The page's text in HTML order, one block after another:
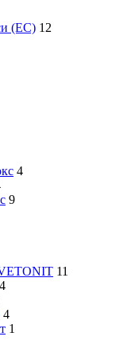
(ЕС) 12
4
9
11
4
4
1